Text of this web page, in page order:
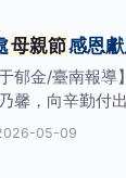
母親節感恩
郁金/臺南報導】
馨，向辛勤付
候外，也
05-09